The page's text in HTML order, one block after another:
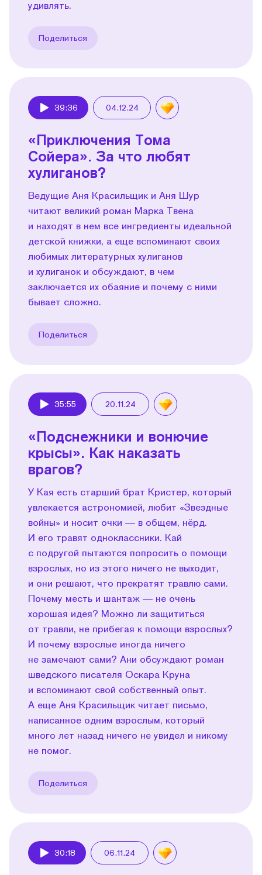
удивлять.
Поделиться
39:36 04.12.24
«Приключения Тома
Сойера». За что любят
хулиганов?
Ведущие Аня Красильщик и Аня Шур
читают великий роман Марка Твена
и находят в нем все ингредиенты идеальной
детской книжки, а еще вспоминают своих
любимых литературных хулиганов
и хулиганок и обсуждают, в чем
заключается их обаяние и почему с ними
бывает сложно.
Поделиться
35:55 20.11.24
«Подснежники и вонючие
крысы». Как наказать
врагов?
У Кая есть старший брат Кристер, который
увлекается астрономией, любит «Звездные
войны» и носит очки — в общем, нёрд.
И его травят одноклассники. Кай
с подругой пытаются попросить о помощи
взрослых, но из этого ничего не выходит,
и они решают, что прекратят травлю сами.
Почему месть и шантаж — не очень
хорошая идея? Можно ли защититься
от травли, не прибегая к помощи взрослых?
И почему взрослые иногда ничего
не замечают сами? Ани обсуждают роман
шведского писателя Оскара Круна
и вспоминают свой собственный опыт.
А еще Аня Красильщик читает письмо,
написанное одним взрослым, который
много лет назад ничего не увидел и никому
не помог.
Поделиться
30:18 06.11.24